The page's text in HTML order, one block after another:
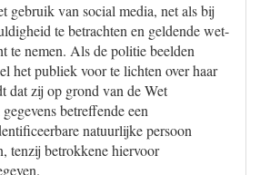
gebruik van social media, net als bij
te betrachten en geldende wet-
te nemen. Als de politie beelden
het publiek voor te lichten over haar
dat zij op grond van de Wet
betreffende een
natuurlijke persoon
tenzij betrokkene hiervoor